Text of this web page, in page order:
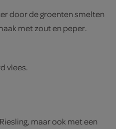
door de groenten smelten
met zout en peper.
vlees.
maar ook met een